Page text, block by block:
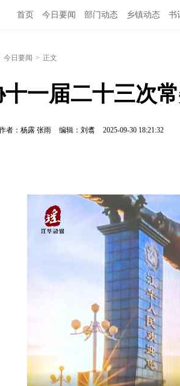
首页 今日要闻 部门动态 乡镇动态 书
今日要闻 > 正文
一届二十三次
者：杨露 张雨 编辑：刘翥 2025-09-30 18:21:32